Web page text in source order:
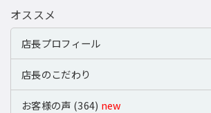
オススメ
店長プロフィール
店長のこだわり
お客様の声 (364) new